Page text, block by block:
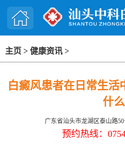
主页 > 健康资讯 >
白癜风患者在日常生活
什么
广东省汕头市龙湖区泰山路
预约热线：